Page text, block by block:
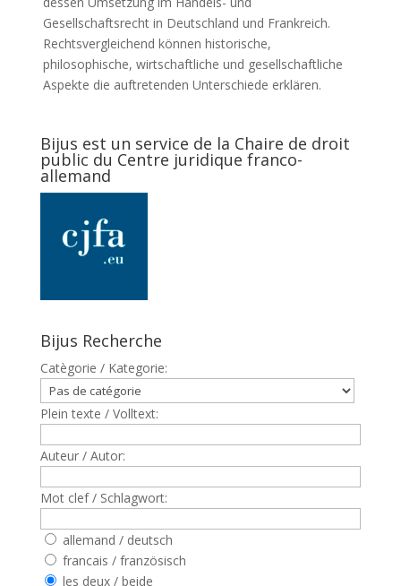
Gesellschaftsrecht in Deutschland und Frankreich.
Rechtsvergleichend können historische,
philosophische, wirtschaftliche und gesellschaftliche
Aspekte die auftretenden Unterschiede erklären.
Bijus est un service de la Chaire de droit
public du Centre juridique franco-
allemand
Bijus Recherche
Catègorie / Kategorie:
Plein texte / Volltext:
Auteur / Autor:
Mot clef / Schlagwort:
allemand / deutsch
francais / französisch
les deux / beide